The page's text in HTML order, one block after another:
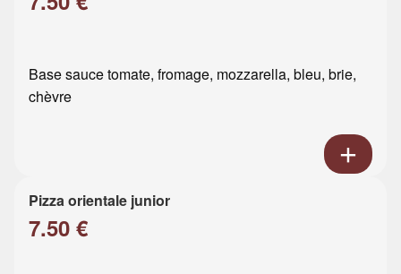
Base sauce tomate, fromage, mozzarella, bleu, brie,
chèvre
Pizza orientale junior
7.50 €